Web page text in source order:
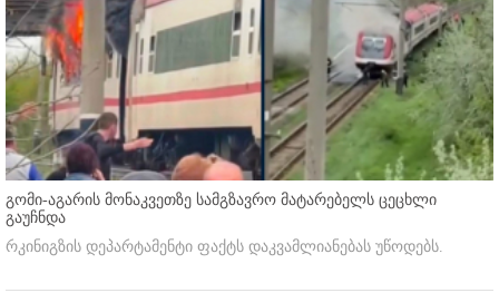
გომი-აგარის მონაკვეთზე სამგზავრო მატარებელს ცეცხლი
გაუჩნდა
რკინიგზის დეპარტამენტი ფაქტს დაკვამლიანებას უწოდებს.